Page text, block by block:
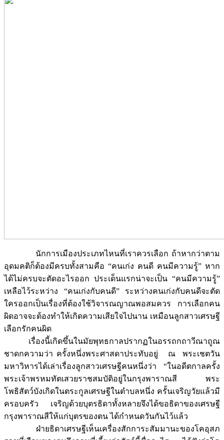
นักการเมืองประเภทไหนที่เราควรเลือก ถ้าหากว่าตาม
อุดมคติก็ต้องมีครบทั้งสามคือ “คนเก่ง คนดี คนมีความรู้” หาก
ได้ไม่ครบจะตัดอะไรออก ประเด็นแรกน่าจะเป็น “คนมีความรู้”
เหลือไว้ระหว่าง “คนเก่งกับคนดี” ระหว่างคนเก่งกับคนดีจะตัด
ใครออกเป็นเรื่องที่ต้องใช้วิจารณญาณพอสมควร การเลือกคน
ผิดอาจจะต้องทำให้เกิดความเสียใจไปนาน เหมือนลูกสาวเศรษฐี
เลือกรักคนผิด
เรื่องนี้เกิดขึ้นในมัยพุทธกาลปรากฏในอรรถกถาวีณาถูณ
ชาดกความว่า ครั้งหนึ่งพระศาสดาประทับอยู่ ณ พระเชตวัน
มหาวิหารได้เล่าเรื่องลูกสาวเศรษฐีคนหนึ่งว่า “ในอดีตกาลครั้ง
พระเจ้าพรหมทัตเสวยราชสมบัติอยู่ในกรุงพาราณสี พระ
โพธิสัตว์บังเกิดในตระกูลเศรษฐีในตำบลหนึ่ง ครั้นเจริญวัยแล้วมี
ครอบครัว เจริญด้วยบุตรธิดาทั้งหลายจึงได้ขอธิดาของเศรษฐี
กรุงพาราณสีให้แก่บุตรของตน ได้กำหนดวันกันไว้แล้ว
ฝ่ายธิดาเศรษฐีเห็นเครื่องสักการะสัมมานะของโคอุสภ